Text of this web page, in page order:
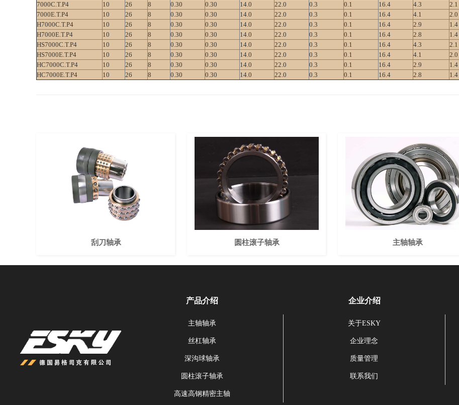
7000C.T.P4
10 26 8 0.30 0.30 14.0 22.0 0.3 0.1 16.4 4.3 2.1
7000E.T.P4
10 26 8 0.30 0.30 14.0 22.0 0.3 0.1 16.4 4.1 2.0
H7000C.T.P4
10 26 8 0.30 0.30 14.0 22.0 0.3 0.1 16.4 2.9 1.4
H7000E.T.P4
10 26 8 0.30 0.30 14.0 22.0 0.3 0.1 16.4 2.8 1.4
HS7000C.T.P4
10 26 8 0.30 0.30 14.0 22.0 0.3 0.1 16.4 4.3 2.1
HS7000E.T.P4
10 26 8 0.30 0.30 14.0 22.0 0.3 0.1 16.4 4.1 2.0
HC7000C.T.P4
10 26 8 0.30 0.30 14.0 22.0 0.3 0.1 16.4 2.9 1.4
HC7000E.T.P4
10 26 8 0.30 0.30 14.0 22.0 0.3 0.1 16.4 2.8 1.4
刮刀轴承 圆柱滚子轴承 主轴轴承
产品介绍
主轴轴承
丝杠轴承
深沟球轴承
圆柱滚子轴承
高速高钢精密主轴
企业介绍
关于ESKY
企业理念
质量管理
联系我们